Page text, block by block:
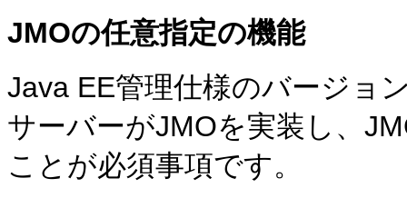
JMOの任意指定の機能
Java EE管理仕様のバージョ
サーバーがJMOを実装し、
ことが必須事項です。